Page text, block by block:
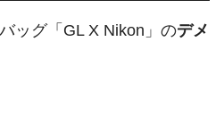
ッグ「GL X Nikon」のデメ